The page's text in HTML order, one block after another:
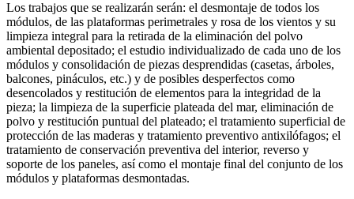
Los trabajos que se realizarán serán: el desmontaje de todos los
módulos, de las plataformas perimetrales y rosa de los vientos y su
limpieza integral para la retirada de la eliminación del polvo
ambiental depositado; el estudio individualizado de cada uno de los
módulos y consolidación de piezas desprendidas (casetas, árboles,
balcones, pináculos, etc.) y de posibles desperfectos como
desencolados y restitución de elementos para la integridad de la
pieza; la limpieza de la superficie plateada del mar, eliminación de
polvo y restitución puntual del plateado; el tratamiento superficial de
protección de las maderas y tratamiento preventivo antixilófagos; el
tratamiento de conservación preventiva del interior, reverso y
soporte de los paneles, así como el montaje final del conjunto de los
módulos y plataformas desmontadas.